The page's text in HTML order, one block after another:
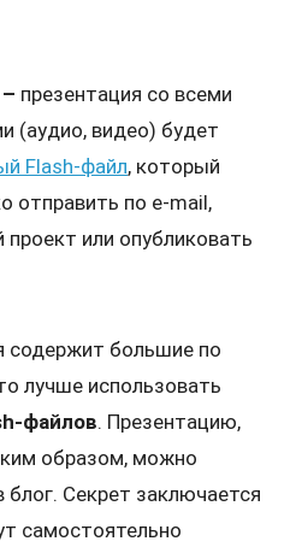
– презентация со всеми
(аудио, видео) будет
Flash-файл, который
отправить по e-mail,
проект или опубликовать
содержит большие по
лучше использовать
файлов. Презентацию,
образом, можно
блог. Секрет заключается
самостоятельно